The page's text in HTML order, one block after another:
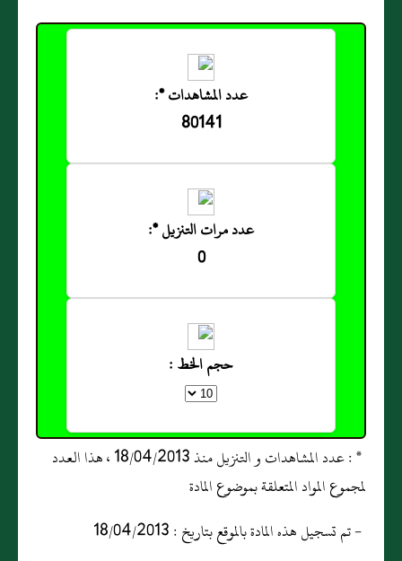
عدد المشاهدات *:
80141
عدد مرات التنزيل *:
0
حجم الخط :
* : عدد المشاهدات و التنزيل منذ 18/04/2013 ، هذا العدد
لمجموع المواد المتعلقة بموضوع المادة
- تم تسجيل هذه المادة بالموقع بتاريخ : 18/04/2013